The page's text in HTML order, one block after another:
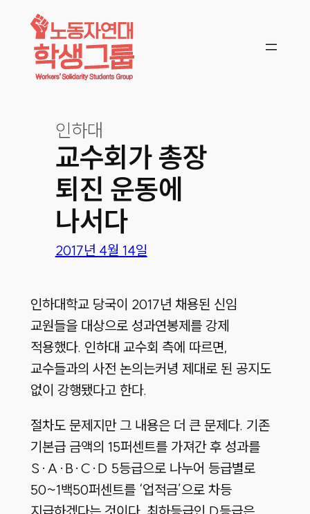
콘텐츠로
바로가기
인하대
교수회가 총장
퇴진 운동에
나서다
2017년 4월 14일
인하대학교 당국이 2017년 채용된 신임
교원들을 대상으로 성과연봉제를 강제
적용했다. 인하대 교수회 측에 따르면,
교수들과의 사전 논의는커녕 제대로 된 공지도
없이 강행됐다고 한다.
절차도 문제지만 그 내용은 더 큰 문제다. 기존
기본급 금액의 15퍼센트를 가져간 후 성과를
S·A·B·C·D 5등급으로 나누어 등급별로
50~1백50퍼센트를 ‘업적금’으로 차등